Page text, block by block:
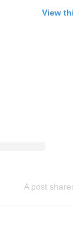
View
A post